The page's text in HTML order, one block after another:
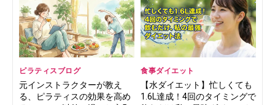
ピラティスブログ
元インストラクターが教え
る、ピラティスの効果を高め
食事ダイエット
【水ダイエット】忙しくても
1.6L達成！4回のタイミングで